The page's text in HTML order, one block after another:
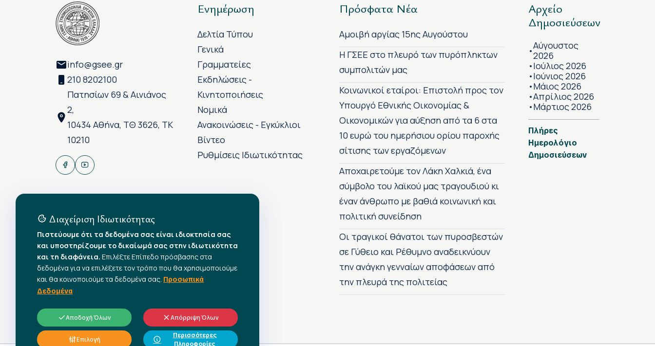
info@gsee.gr
210 8202100
Πατησίων 69 & Αινιάνος
2,
10434 Αθήνα, ΤΘ 3626, ΤΚ
10210
Ενημέρωση
Δελτία Τύπου
Γενικά
Γραμματείες
Εκδηλώσεις -
Κινητοποιήσεις
Νομικά
Ανακοινώσεις - Εγκύκλιοι
Βίντεο
Ρυθμίσεις Ιδιωτικότητας
Πρόσφατα Νέα
Αμοιβή αργίας 15ης Αυγούστου
H ΓΣΕΕ στο πλευρό των πυρόπληκτων
συμπολιτών μας
Κοινωνικοί εταίροι: Επιστολή προς τον
Υπουργό Εθνικής Οικονομίας &
Οικονομικών για αύξηση από τα 6 στα
10 ευρώ του ημερήσιου ορίου παροχής
σίτισης των εργαζόμενων
Αποχαιρετούμε τον Λάκη Χαλκιά, ένα
σύμβολο του λαϊκού μας τραγουδιού κι
έναν άνθρωπο με βαθιά κοινωνική και
πολιτική συνείδηση
Οι τραγικοί θάνατοι των πυροσβεστών
σε Γύθειο και Ρέθυμνο αναδεικνύουν
την ανάγκη γενναίων αποφάσεων από
την πλευρά της πολιτείας
Αρχείο
Δημοσιεύσεων
•Αύγουστος
2026
•Ιούλιος 2026
•Ιούνιος 2026
•Μάιος 2026
•Απρίλιος 2026
•Μάρτιος 2026
Πλήρες
Ημερολόγιο
Δημοσιεύσεων
Διαχείριση Ιδιωτικότητας
Πιστεύουμε ότι τα δεδομένα σας είναι ιδιοκτησία σας
και υποστηρίζουμε το δικαίωμά σας στην ιδιωτικότητα
και τη διαφάνεια. Επιλέξτε Επίπεδο πρόσβασης στα
δεδομένα για να επιλέξετε τον τρόπο που θα χρησιμοποιούμε
και θα κοινοποιούμε τα δεδομένα σας. Προσωπικά
Δεδομένα
Αποδοχή Όλων Απόρριψη Όλων
Επιλογή
Περισσότερες
Πληροφορίες